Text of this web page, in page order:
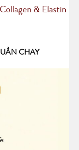
Collagen & Elastin
CHAY